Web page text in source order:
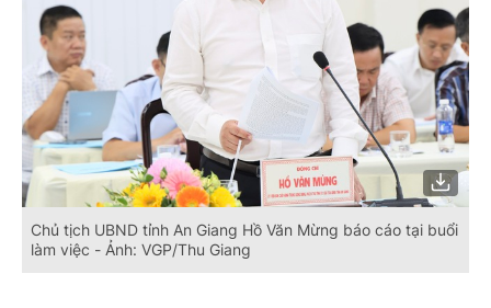
Chủ tịch UBND tỉnh An Giang Hồ Văn Mừng báo cáo tại buổi
làm việc - Ảnh: VGP/Thu Giang